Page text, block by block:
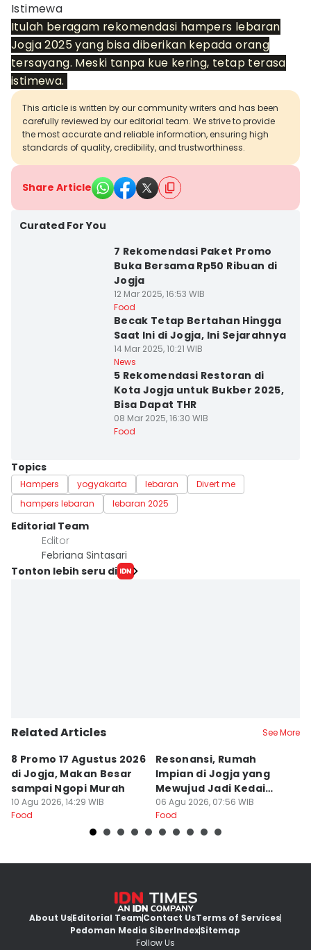
Istimewa
Itulah beragam rekomendasi hampers lebaran
Jogja 2025 yang bisa diberikan kepada orang
tersayang. Meski tanpa kue kering, tetap terasa
istimewa.
This article is written by our community writers and has been
carefully reviewed by our editorial team. We strive to provide
the most accurate and reliable information, ensuring high
standards of quality, credibility, and trustworthiness.
Share Article
Curated For You
7 Rekomendasi Paket Promo
Buka Bersama Rp50 Ribuan di
Jogja
12 Mar 2025, 16:53 WIB
Food
Becak Tetap Bertahan Hingga
Saat Ini di Jogja, Ini Sejarahnya
14 Mar 2025, 10:21 WIB
News
5 Rekomendasi Restoran di
Kota Jogja untuk Bukber 2025,
Bisa Dapat THR
08 Mar 2025, 16:30 WIB
Food
Topics
Hampers yogyakarta lebaran
Divert me
hampers lebaran
lebaran 2025
Editorial Team
Editor
Febriana Sintasari
Tonton lebih seru di
Related Articles See More
8 Promo 17 Agustus 2026
di Jogja, Makan Besar
sampai Ngopi Murah
10 Agu 2026, 14:29 WIB
Food
Resonansi, Rumah
Impian di Jogja yang
Mewujud Jadi Kedai
Ramen dan Burger
06 Agu 2026, 07:56 WIB
Food
About UsEditorial TeamContact UsTerms of Services
Pedoman Media SiberIndexSitemap
Follow Us